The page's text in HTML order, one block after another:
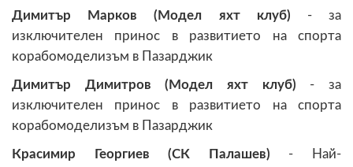
Димитър Марков (Модел яхт клуб) - за
изключителен принос в развитието на спорта
корабомоделизъм в Пазарджик
Димитър Димитров (Модел яхт клуб) - за
изключителен принос в развитието на спорта
корабомоделизъм в Пазарджик
Красимир Георгиев (СК Палашев) - Най-